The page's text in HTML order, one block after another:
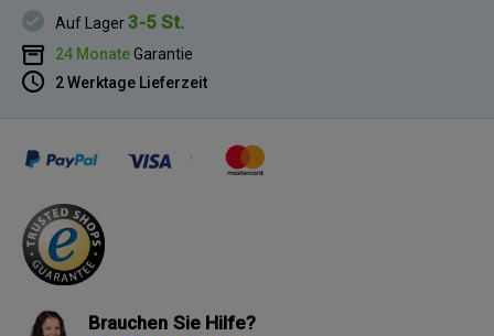
Auf Lager3-5 St.
24 MonateGarantie
2 Werktage Lieferzeit
Brauchen Sie Hilfe?